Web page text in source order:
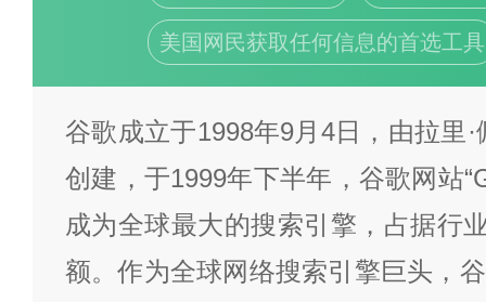
美国网民获取任何信息的首选工具
谷歌成立于1998年9月4日，由拉里
创建，于1999年下半年，谷歌网站
成为全球最大的搜索引擎，占据行
额。作为全球网络搜索引擎巨头，